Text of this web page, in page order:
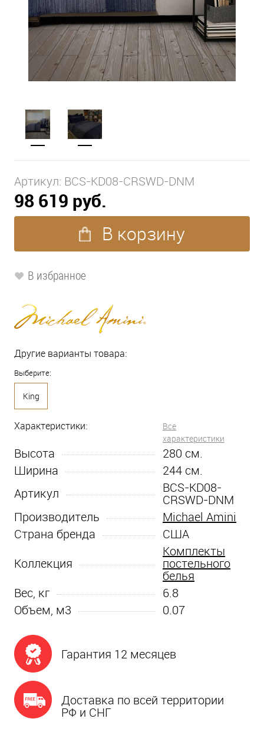
Артикул: BCS-KD08-CRSWD-DNM
98 619 руб.
В корзину
В избранное
Другие варианты товара:
Выберите:
King
Характеристики:
Все
характеристики
Высота 280 см.
Ширина
244 см.
Артикул
BCS-KD08-
CRSWD-DNM
Производитель
Michael Amini
Страна бренда
США
Коллекция
Комплекты
постельного
белья
Вес, кг
6.8
Объем, м3
0.07
Гарантия 12 месяцев
Доставка по всей территории
РФ и СНГ